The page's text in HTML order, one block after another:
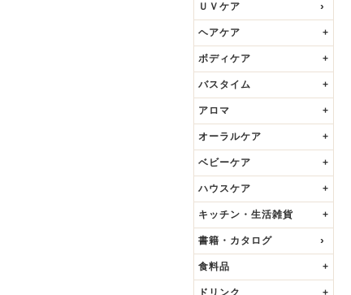
ＵＶケア
ヘアケア +
ボディケア +
バスタイム +
アロマ +
オーラルケア +
ベビーケア +
ハウスケア +
キッチン・生活雑貨 +
書籍・カタログ
食料品 +
ドリンク +